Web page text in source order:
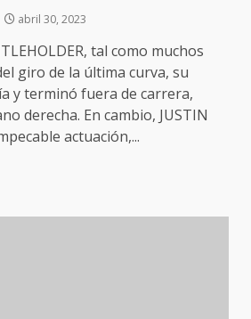
abril 30, 2023
tal como muchos
giro de la última curva, su
y terminó fuera de carrera,
derecha. En cambio, JUSTIN
actuación,...